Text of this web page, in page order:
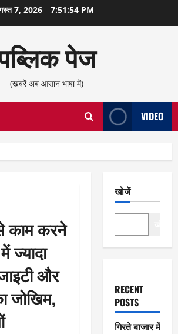
7, 2026 7:51:54 PM
पेज
(खबरें अब आसान भाषा में)
VIDEO
काम करने
ज्यादा
और
जोखिम,
खोजें
RECENT
POSTS
गिरते बाजार में